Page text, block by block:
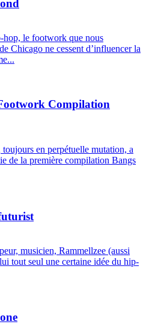
hop, le footwork que nous
Chicago ne cessent d’influencer la
Compilation
en perpétuelle mutation, a
de la première compilation Bangs
musicien, Rammellzee (aussi
tout seul une certaine idée du hip-